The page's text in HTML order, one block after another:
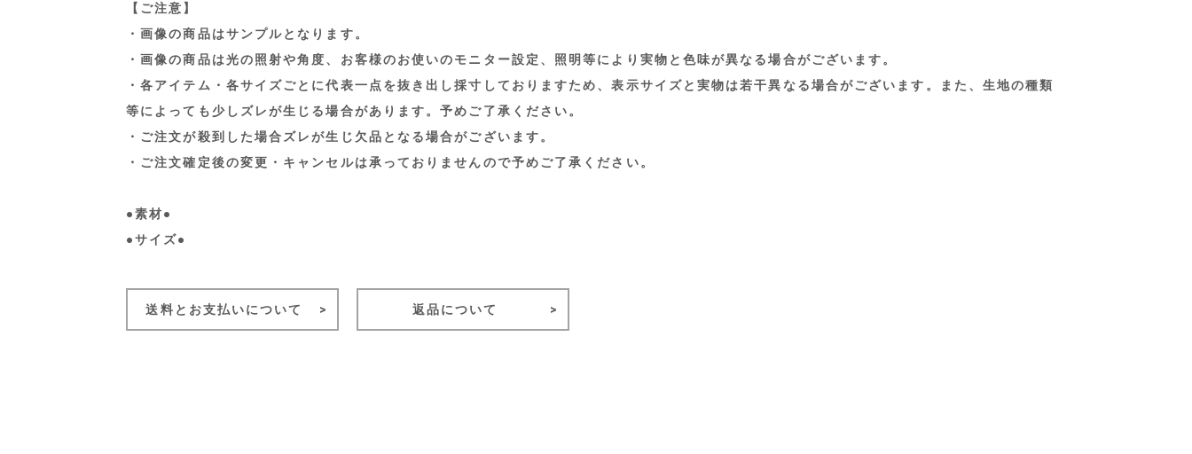
【ご注意】
・画像の商品はサンプルとなります。
・画像の商品は光の照射や角度、お客様のお使いのモニター設定、照明等により実物と色味が異なる場合がございます。
・各アイテム・各サイズごとに代表一点を抜き出し採寸しておりますため、表示サイズと実物は若干異なる場合がございます。また、生地の種類
等によっても少しズレが生じる場合があります。予めご了承ください。
・ご注文が殺到した場合ズレが生じ欠品となる場合がございます。
・ご注文確定後の変更・キャンセルは承っておりませんので予めご了承ください。
●素材●
●サイズ●
送料とお支払いについて 返品について